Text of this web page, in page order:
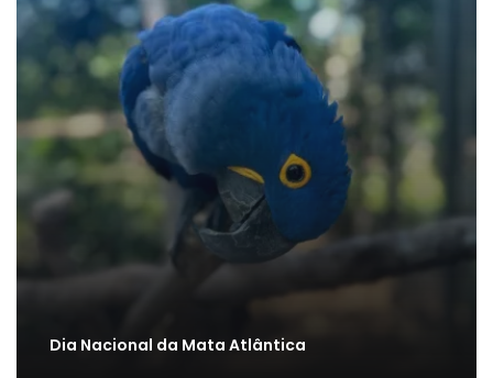
Dia Nacional da Mata Atlântica